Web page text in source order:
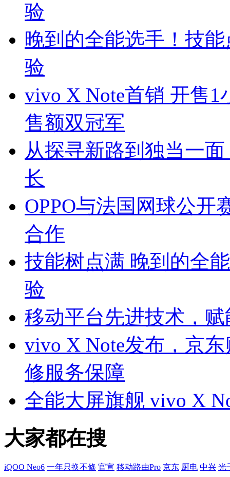
验
晚到的全能选手！技
验
vivo X Note首销 开售
售额双冠军
从探寻新路到独当一
长
OPPO与法国网球公开
合作
技能树点满 晚到的全
验
移动平台先进技术，
vivo X Note发布，京
修服务保障
全能大屏旗舰 vivo X
大家都在搜
iQOO Neo6 一年只换不修 官宣 移动路由Pro 京东 厨电 中兴 光